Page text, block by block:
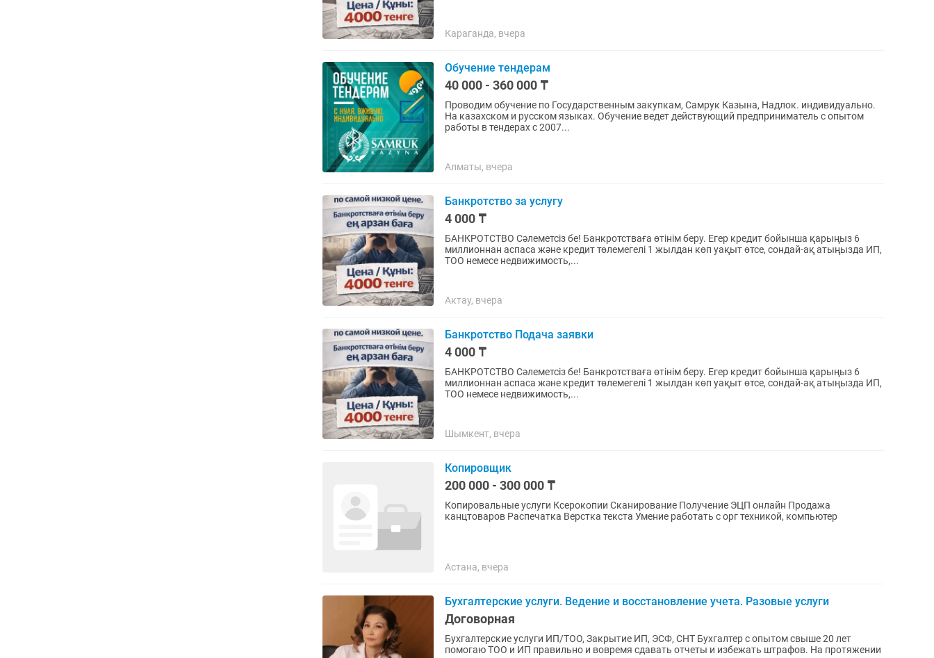
Караганда, вчера
Обучение тендерам
40 000 - 360 000 ₸
Проводим обучение по Государственным закупкам, Самрук Казына, Надлок. индивидуально.
На казахском и русском языках. Обучение ведет действующий предприниматель с опытом
работы в тендерах с 2007...
Алматы, вчера
Банкротство за услугу
4 000 ₸
БАНКРОТСТВО Сәлеметсіз бе! Банкротстваға өтінім беру. Егер кредит бойынша қарыңыз 6
миллионнан аспаса және кредит төлемегелі 1 жылдан көп уақыт өтсе, сондай-ақ атыңызда ИП,
ТОО немесе недвижимость,...
Актау, вчера
Банкротство Подача заявки
4 000 ₸
БАНКРОТСТВО Сәлеметсіз бе! Банкротстваға өтінім беру. Егер кредит бойынша қарыңыз 6
миллионнан аспаса және кредит төлемегелі 1 жылдан көп уақыт өтсе, сондай-ақ атыңызда ИП,
ТОО немесе недвижимость,...
Шымкент, вчера
Копировщик
200 000 - 300 000 ₸
Копировальные услуги Ксерокопии Сканирование Получение ЭЦП онлайн Продажа
канцтоваров Распечатка Верстка текста Умение работать с орг техникой, компьютер
Астана, вчера
Бухгалтерские услуги. Ведение и восстановление учета. Разовые услуги
Договорная
Бухгалтерские услуги ИП/ТОО, Закрытие ИП, ЭСФ, СНТ Бухгалтер с опытом свыше 20 лет
помогаю ТОО и ИП правильно и вовремя сдавать отчеты и избежать штрафов. На протяжении